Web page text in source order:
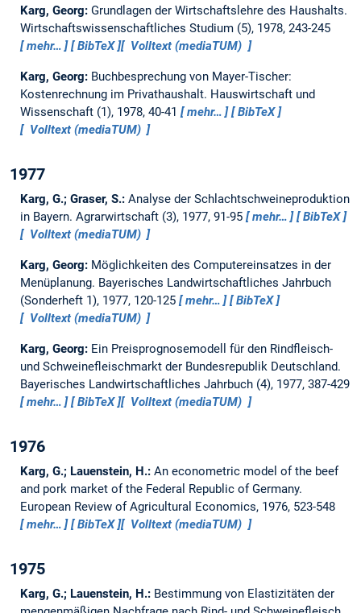
Karg, Georg: Grundlagen der Wirtschaftslehre des Haushalts.
Wirtschaftswissenschaftliches Studium (5), 1978, 243-245
mehr…
BibTeX Volltext (mediaTUM)
Karg, Georg: Buchbesprechung von Mayer-Tischer:
Kostenrechnung im Privathaushalt. Hauswirtschaft und
Wissenschaft (1), 1978, 40-41
mehr…
BibTeX
Volltext (mediaTUM)
1977
Karg, G.; Graser, S.: Analyse der Schlachtschweineproduktion
in Bayern. Agrarwirtschaft (3), 1977, 91-95 mehr…
BibTeX
Volltext (mediaTUM)
Karg, Georg: Möglichkeiten des Computereinsatzes in der
Menüplanung. Bayerisches Landwirtschaftliches Jahrbuch
(Sonderheft 1), 1977, 120-125
mehr…
BibTeX
Volltext (mediaTUM)
Karg, Georg: Ein Preisprognosemodell für den Rindfleisch-
und Schweinefleischmarkt der Bundesrepublik Deutschland.
Bayerisches Landwirtschaftliches Jahrbuch (4), 1977, 387-429
mehr…
BibTeX Volltext (mediaTUM)
1976
Karg, G.; Lauenstein, H.: An econometric model of the beef
and pork market of the Federal Republic of Germany.
European Review of Agricultural Economics, 1976, 523-548
mehr…
BibTeX Volltext (mediaTUM)
1975
Karg, G.; Lauenstein, H.: Bestimmung von Elastizitäten der